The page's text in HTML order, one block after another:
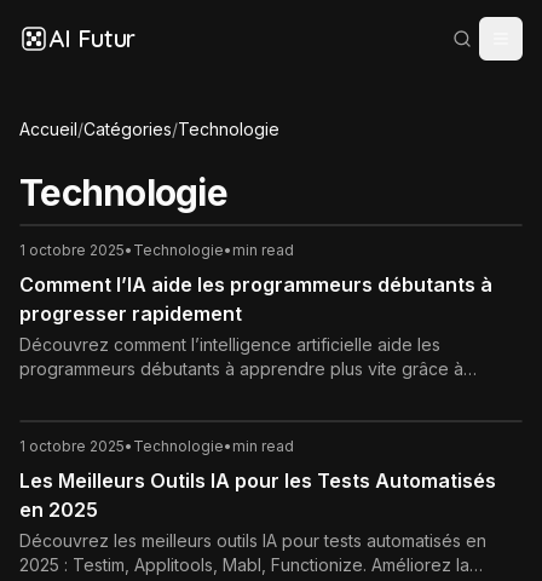
AI Futur
Accueil/Catégories/Technologie
Technologie
1 octobre 2025• Technologie• min read
Comment l’IA aide les programmeurs débutants à
progresser rapidement
Découvrez comment l’intelligence artificielle aide les
programmeurs débutants à apprendre plus vite grâce à
personnalisé.
1 octobre 2025• Technologie• min read
Les Meilleurs Outils IA pour les Tests Automatisés
en 2025
Découvrez les meilleurs outils IA pour tests automatisés en
2025 : Testim, Applitools, Mabl, Functionize. Améliorez la